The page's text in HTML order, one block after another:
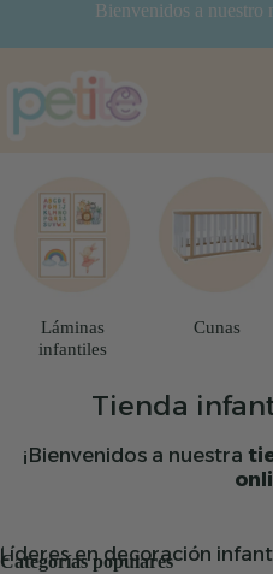
contenido
Bienvenidos a nuestro
Láminas
infantiles
Cunas
Tienda
¡Bienvenidos a nuestra
Líderes en decoración
Categorías populares